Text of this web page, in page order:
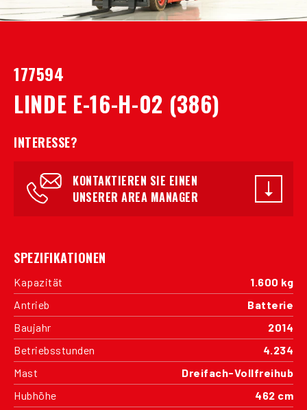
177594
LINDE E-16-H-02 (386)
INTERESSE?
KONTAKTIEREN SIE EINEN
UNSERER AREA MANAGER
SPEZIFIKATIONEN
Kapazität
1.600 kg
Antrieb
Batterie
Baujahr
2014
Betriebsstunden
4.234
Mast
Dreifach-Vollfreihub
Hubhöhe
462 cm